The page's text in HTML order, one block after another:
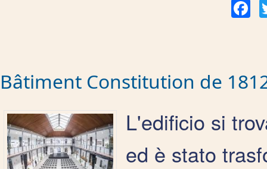
Bâtiment Constitution de
L'edificio si
ed è stato